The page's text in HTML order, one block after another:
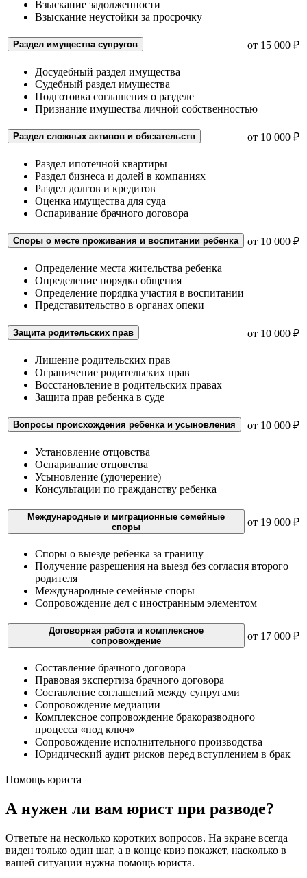
Взыскание задолженности
Взыскание неустойки за просрочку
Раздел имущества супругов от 15 000 ₽
Досудебный раздел имущества
Судебный раздел имущества
Подготовка соглашения о разделе
Признание имущества личной собственностью
Раздел сложных активов и обязательств от 10 000 ₽
Раздел ипотечной квартиры
Раздел бизнеса и долей в компаниях
Раздел долгов и кредитов
Оценка имущества для суда
Оспаривание брачного договора
Споры о месте проживания и воспитании ребенка от 10 000 ₽
Определение места жительства ребенка
Определение порядка общения
Определение порядка участия в воспитании
Представительство в органах опеки
Защита родительских прав от 10 000 ₽
Лишение родительских прав
Ограничение родительских прав
Восстановление в родительских правах
Защита прав ребенка в суде
Вопросы происхождения ребенка и усыновления от 10 000 ₽
Установление отцовства
Оспаривание отцовства
Усыновление (удочерение)
Консультации по гражданству ребенка
Международные и миграционные семейные
споры
от 19 000 ₽
Споры о выезде ребенка за границу
Получение разрешения на выезд без согласия второго
родителя
Международные семейные споры
Сопровождение дел с иностранным элементом
Договорная работа и комплексное
сопровождение
от 17 000 ₽
Составление брачного договора
Правовая экспертиза брачного договора
Составление соглашений между супругами
Сопровождение медиации
Комплексное сопровождение бракоразводного
процесса «под ключ»
Сопровождение исполнительного производства
Юридический аудит рисков перед вступлением в брак
Помощь юриста
А нужен ли вам юрист при разводе?
Ответьте на несколько коротких вопросов. На экране всегда
виден только один шаг, а в конце квиз покажет, насколько в
вашей ситуации нужна помощь юриста.